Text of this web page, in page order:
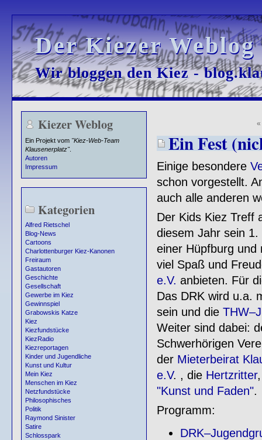
Der Kiezer
Der Kiezer
Wir bloggen den Kiez -
Wir bloggen den Kiez -
Kiezer Weblog
Ein Projekt vom "Kiez-Web-Team
Klausenerplatz".
Autoren
Impressum
Kategorien
Alfred Rietschel
Blog-News
Cartoons
Charlottenburger Kiez-Kanonen
Freiraum
Gastautoren
Geschichte
Gesellschaft
Gewerbe im Kiez
Gewinnspiel
Grabowskis Katze
Kiez
Kiezfundstücke
KiezRadio
Kiezreportagen
Kinder und Jugendliche
Kunst und Kultur
Mein Kiez
Menschen im Kiez
Netzfundstücke
Philosophisches
Politik
Raymond Sinister
Satire
Schlosspark
Ein Fest
Einige besondere
schon vorgestellt.
auch alle anderen
Der Kids Kiez Treff
diesem Jahr sein
einer Hüpfburg und
viel Spaß und
e.V. anbieten. Für
Das DRK wird u.a.
sein und die
Weiter sind dabei:
Schwerhörigen
der Mieterbeirat
e.V. , die Hertzritter
"Kunst und Faden".
Programm: